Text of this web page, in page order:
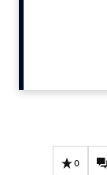
Design
Effectiviteit
0